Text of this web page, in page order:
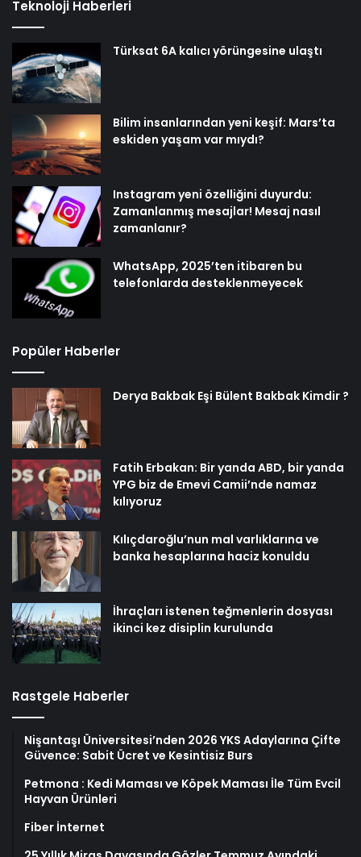
Teknoloji Haberleri
Türksat 6A kalıcı yörüngesine ulaştı
Bilim insanlarından yeni keşif: Mars’ta
eskiden yaşam var mıydı?
Instagram yeni özelliğini duyurdu:
Zamanlanmış mesajlar! Mesaj nasıl
zamanlanır?
WhatsApp, 2025’ten itibaren bu
telefonlarda desteklenmeyecek
Popüler Haberler
Derya Bakbak Eşi Bülent Bakbak Kimdir ?
Fatih Erbakan: Bir yanda ABD, bir yanda
YPG biz de Emevi Camii’nde namaz
kılıyoruz
Kılıçdaroğlu’nun mal varlıklarına ve
banka hesaplarına haciz konuldu
İhraçları istenen teğmenlerin dosyası
ikinci kez disiplin kurulunda
Rastgele Haberler
Nişantaşı Üniversitesi’nden 2026 YKS Adaylarına Çifte
Güvence: Sabit Ücret ve Kesintisiz Burs
Petmona : Kedi Maması ve Köpek Maması İle Tüm Evcil
Hayvan Ürünleri
Fiber İnternet